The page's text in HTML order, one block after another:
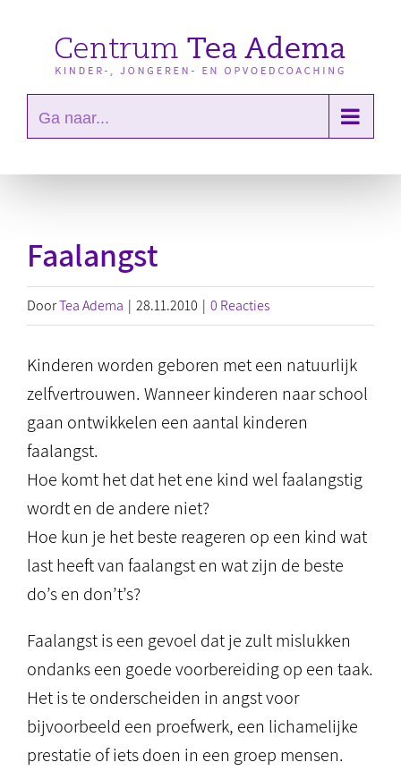
Ga naar...
Faalangst
DoorTea Adema | 28.11.2010 | 0 Reacties
Kinderen worden geboren met een natuurlijk
zelfvertrouwen. Wanneer kinderen naar school
gaan ontwikkelen een aantal kinderen
faalangst.
Hoe komt het dat het ene kind wel faalangstig
wordt en de andere niet?
Hoe kun je het beste reageren op een kind wat
last heeft van faalangst en wat zijn de beste
do’s en don’t’s?
Faalangst is een gevoel dat je zult mislukken
ondanks een goede voorbereiding op een taak.
Het is te onderscheiden in angst voor
bijvoorbeeld een proefwerk, een lichamelijke
prestatie of iets doen in een groep mensen.